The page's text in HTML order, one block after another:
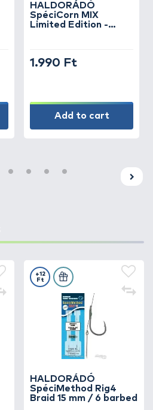
HALDORÁDÓ
SpéciCorn MIX
Limited Edition -
1.990 Ft
Add to cart
HALDORÁDÓ
SpéciMethod Rig4
Braid 15 mm / 6 barbed
+12
Ft